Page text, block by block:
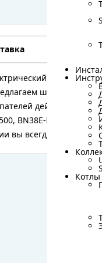
Котлы
Котлы
широкий
действуют
BN38E-H800W500-
вы всегда можете